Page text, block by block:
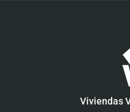
Viviendas